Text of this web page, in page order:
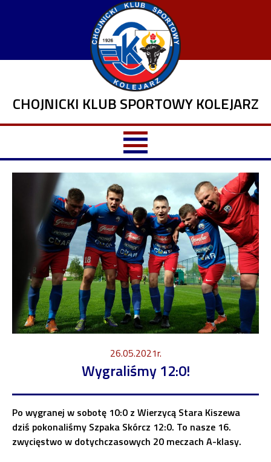
CHOJNICKI KLUB SPORTOWY KOLEJARZ
26.05.2021r.
Wygraliśmy 12:0!
Po wygranej w sobotę 10:0 z Wierzycą Stara Kiszewa
dziś pokonaliśmy Szpaka Skórcz 12:0. To nasze 16.
zwycięstwo w dotychczasowych 20 meczach A-klasy.